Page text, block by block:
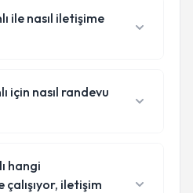
ile nasıl iletişime
için nasıl randevu
hangi
iletişim